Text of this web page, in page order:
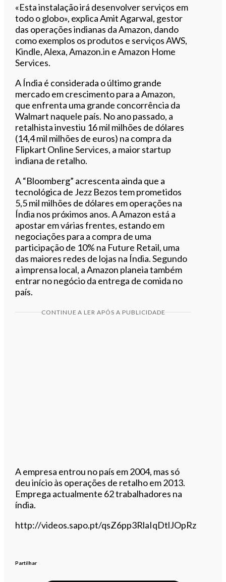
«Esta instalação irá desenvolver serviços em
todo o globo», explica Amit Agarwal, gestor
das operações indianas da Amazon, dando
como exemplos os produtos e serviços AWS,
Kindle, Alexa, Amazon.in e Amazon Home
Services.
A Índia é considerada o último grande
mercado em crescimento para a Amazon,
que enfrenta uma grande concorrência da
Walmart naquele país. No ano passado, a
retalhista investiu 16 mil milhões de dólares
(14,4 mil milhões de euros) na compra da
Flipkart Online Services, a maior startup
indiana de retalho.
A “Bloomberg” acrescenta ainda que a
tecnológica de Jezz Bezos tem prometidos
5,5 mil milhões de dólares em operações na
Índia nos próximos anos. A Amazon está a
apostar em várias frentes, estando em
negociações para a compra de uma
participação de 10% na Future Retail, uma
das maiores redes de lojas na Índia. Segundo
a imprensa local, a Amazon planeia também
entrar no negócio da entrega de comida no
país.
CONTINUE A LER APÓS A PUBLICIDADE
A empresa entrou no país em 2004, mas só
deu início às operações de retalho em 2013.
Emprega actualmente 62 trabalhadores na
índia.
http://videos.sapo.pt/qsZ6pp3RlaIqDtlJOpRz
Partilhar